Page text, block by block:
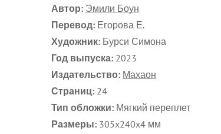
Автор: Эмили Боун
Перевод: Егорова Е.
Художник: Бурси Симона
Год выпуска: 2023
Издательство: Махаон
Страниц: 24
Тип обложки: Мягкий переплет
Размеры: 305x240x4 мм